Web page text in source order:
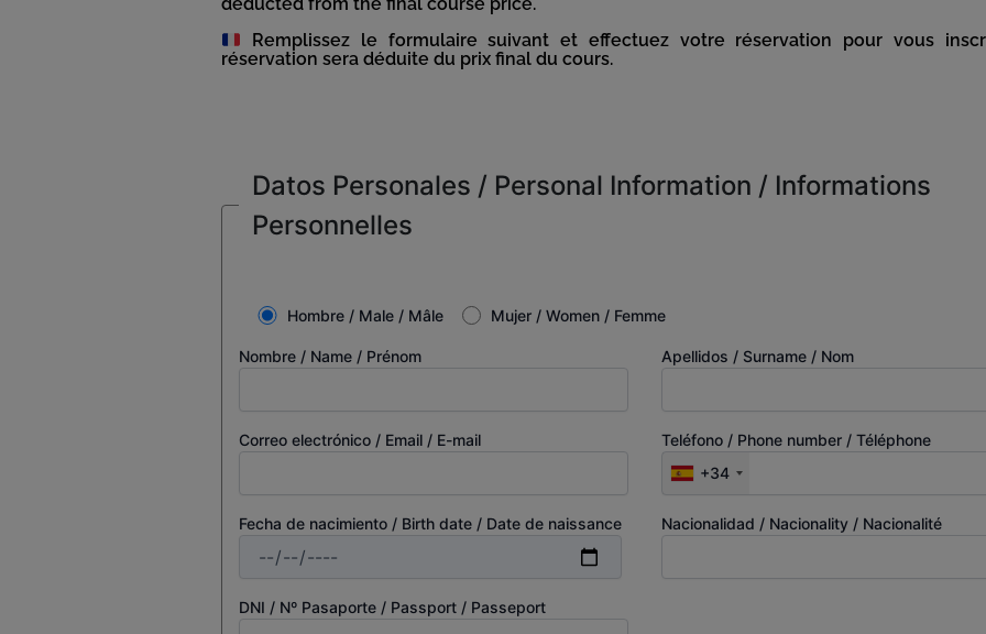
deducted from the final course price.
Remplissez le formulaire suivant et effectuez votre réservation pour vous
réservation sera déduite du prix final du cours.
Datos Personales / Personal Information / Informations
Personnelles
Hombre / Male / Mâle Mujer / Women / Femme
Nombre / Name / Prénom Apellidos / Surname / Nom
Correo electrónico / Email / E-mail
Teléfono / Phone number / Téléphone
+34
Fecha de nacimiento / Birth date / Date de naissance Nacionalidad / Nacionality / Nacionalité
DNI / Nº Pasaporte / Passport / Passeport